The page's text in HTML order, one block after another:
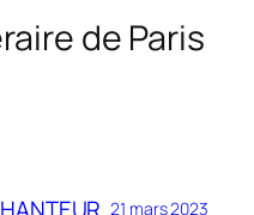
de Paris
21 mars 2023